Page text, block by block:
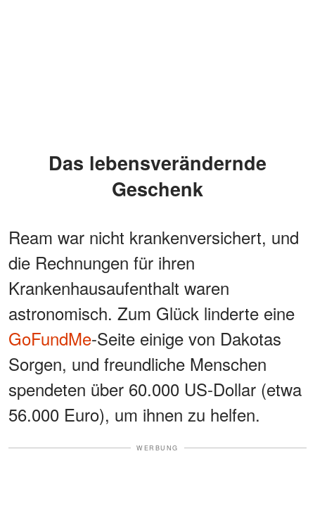
Das lebensverändernde
Geschenk
Ream war nicht krankenversichert, und
die Rechnungen für ihren
Krankenhausaufenthalt waren
astronomisch. Zum Glück linderte eine
GoFundMe-Seite einige von Dakotas
Sorgen, und freundliche Menschen
spendeten über 60.000 US-Dollar (etwa
56.000 Euro), um ihnen zu helfen.
WERBUNG